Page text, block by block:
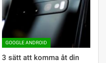
GOOGLE ANDROID
3 sätt att komma åt din